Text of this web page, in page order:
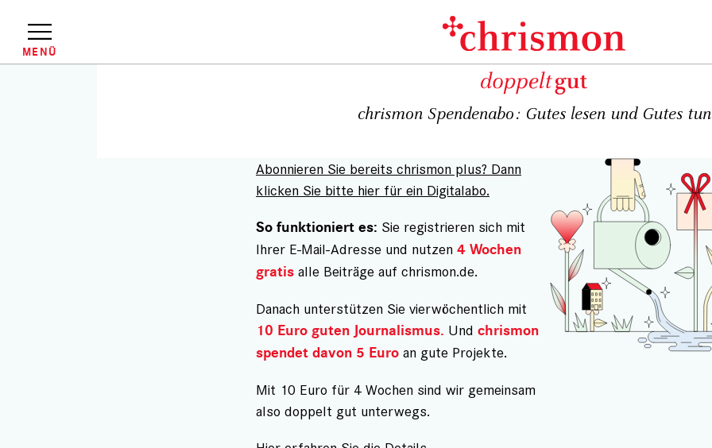
Inhalt
MENÜ
chrismon Spendenabo: Gutes lesen und Gutes tun
Abonnieren Sie bereits chrismon plus? Dann
klicken Sie bitte hier für ein Digitalabo.
So funktioniert es: Sie registrieren sich mit
Ihrer E-Mail-Adresse und nutzen 4 Wochen
gratis alle Beiträge auf chrismon.de.
Danach unterstützen Sie vierwöchentlich mit
10 Euro guten Journalismus. Und chrismon
spendet davon 5 Euro an gute Projekte.
Mit 10 Euro für 4 Wochen sind wir gemeinsam
also doppelt gut unterwegs.